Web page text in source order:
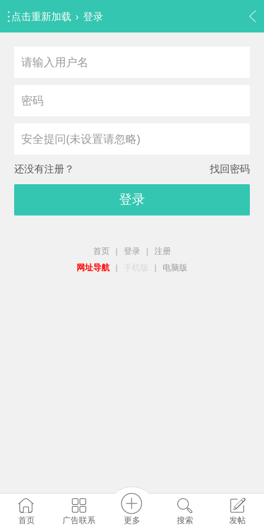
点击重新加载 › 登录
安全提问(未设置请忽略)
还没有注册？ 找回密码
登录
首页 | 登录 |
注册
网址导航
| 手机版 | 电脑版
首页 广告联系 更多 搜索 发帖